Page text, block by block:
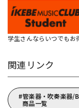
学生さんならいつでもお
関連リンク
管楽器・吹奏楽器/
商品一覧